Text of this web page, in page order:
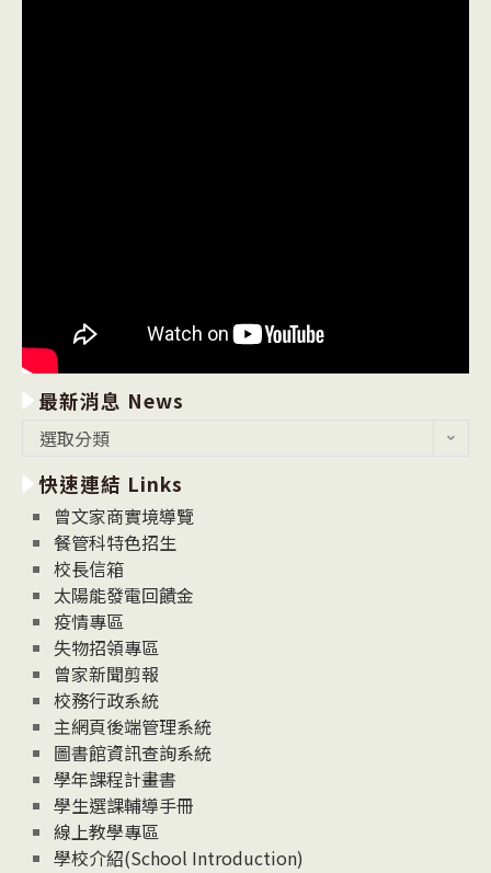
最新消息 News
消
息
News
選取分類
快速連結 Links
曾文家商實境導覽
餐管科特色招生
校長信箱
太陽能發電回饋金
疫情專區
失物招領專區
曾家新聞剪報
校務行政系統
主網頁後端管理系統
圖書館資訊查詢系統
學年課程計畫書
學生選課輔導手冊
線上教學專區
學校介紹(School Introduction)